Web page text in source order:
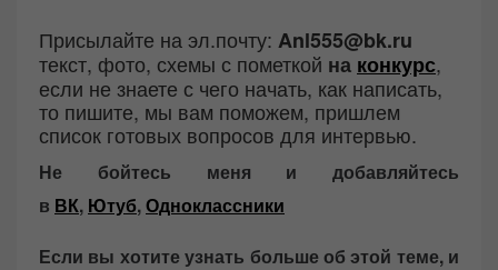
Присылайте на эл.почту: Anl555@bk.ru
текст, фото, схемы с пометкой на конкурс,
если не знаете с чего начать, как написать,
то пишите, мы вам поможем, пришлем
список готовых вопросов для интервью.
Не бойтесь меня и добавляйтесь
в ВК, Ютуб,Одноклассники
Если вы хотите узнать больше об этой теме, и